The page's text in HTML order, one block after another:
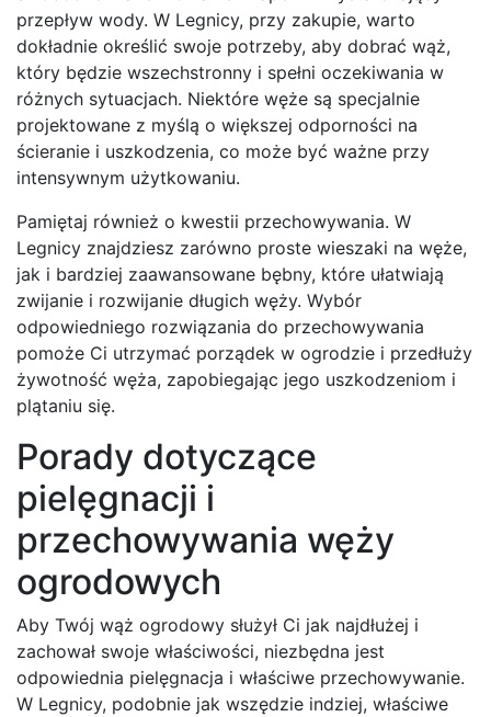
przepływ wody. W Legnicy, przy zakupie, warto
dokładnie określić swoje potrzeby, aby dobrać wąż,
który będzie wszechstronny i spełni oczekiwania w
różnych sytuacjach. Niektóre węże są specjalnie
projektowane z myślą o większej odporności na
ścieranie i uszkodzenia, co może być ważne przy
intensywnym użytkowaniu.
Pamiętaj również o kwestii przechowywania. W
Legnicy znajdziesz zarówno proste wieszaki na węże,
jak i bardziej zaawansowane bębny, które ułatwiają
zwijanie i rozwijanie długich węży. Wybór
odpowiedniego rozwiązania do przechowywania
pomoże Ci utrzymać porządek w ogrodzie i przedłuży
żywotność węża, zapobiegając jego uszkodzeniom i
plątaniu się.
Porady dotyczące
pielęgnacji i
przechowywania węży
ogrodowych
Aby Twój wąż ogrodowy służył Ci jak najdłużej i
zachował swoje właściwości, niezbędna jest
odpowiednia pielęgnacja i właściwe przechowywanie.
W Legnicy, podobnie jak wszędzie indziej, właściwe